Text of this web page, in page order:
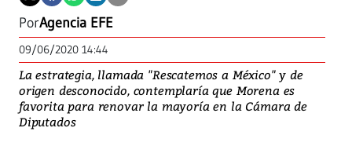
PorAgencia EFE
09/06/2020 14:44
La estrategia, llamada "Rescatemos a México" y de
origen desconocido, contemplaría que Morena es
favorita para renovar la mayoría en la Cámara de
Diputados